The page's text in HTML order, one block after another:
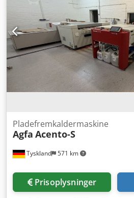
trykkerier • Stand: Meget
Tyskland 571 km
Pladefremkaldermaskine
Agfa Acento-S
Prisoplysninger